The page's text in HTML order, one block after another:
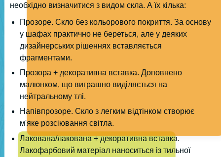
необхідно визначитися з видом скла. А їх кілька:
Прозоре. Скло без кольорового покриття. За основу
у шафах практично не береться, але у деяких
дизайнерських рішеннях вставляється
фрагментами.
Прозора + декоративна вставка. Доповнено
малюнком, що виграшно виділяється на
нейтральному тлі.
Напівпрозоре. Скло з легким відтінком створює
м'яке розсіювання світла.
Лакована/лакована + декоративна вставка.
Лакофарбовий матеріал наноситься із тильної